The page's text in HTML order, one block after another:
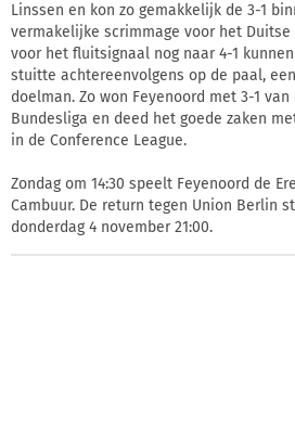
Linssen en kon zo gemakkelijk de 3-1
vermakelijke scrimmage voor het
voor het fluitsignaal nog naar 4-1
stuitte achtereenvolgens op de paal,
doelman. Zo won Feyenoord met 3-1
Bundesliga en deed het goede zaken
in de Conference League.
Zondag om 14:30 speelt Feyenoord de
Cambuur. De return tegen Union Berlin
donderdag 4 november 21:00.